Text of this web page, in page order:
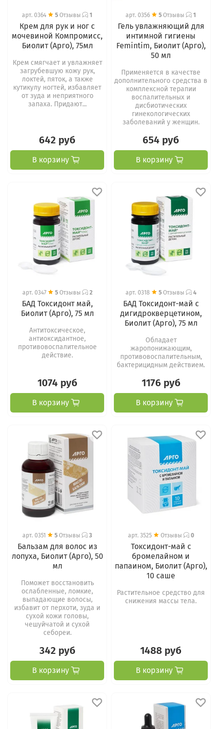
арт. 0364 5 Отзывы 1
Крем для рук и ног с
мочевиной Компромисс,
Биолит (Арго), 75мл
Крем смягчает и увлажняет
загрубевшую кожу рук,
локтей, пяток, а также
кутикулу ногтей, избавляет
от зуда и неприятного
запаха. Придают...
642 руб
В корзину
арт. 0356 5 Отзывы 1
Гель увлажняющий для
интимной гигиены
Femintim, Биолит (Арго),
50 мл
Применяется в качестве
дополнительного средства в
комплексной терапии
воспалительных и
дисбиотических
гинекологических
заболеваний у женщин.
654 руб
В корзину
арт. 0347 5Отзывы 2
БАД Токсидонт май,
Биолит (Арго), 75 мл
Антитоксическое,
антиоксидантное,
противовоспалительное
действие.
1074 руб
В корзину
арт. 0318 5Отзывы 4
БАД Токсидонт-май с
дигидрокверцетином,
Биолит (Арго), 75 мл
Обладает
жаропонижающим,
противовоспалительным,
бактерицидным действием.
1176 руб
В корзину
арт. 0351 5 Отзывы 3
Бальзам для волос из
лопуха, Биолит (Арго), 50
мл
Поможет восстановить
ослабленные, ломкие,
выпадающие волосы,
избавит от перхоти, зуда и
cyxoй кожи головы,
чешуйчатой и сухой
себореи.
342 руб
В корзину
арт. 3525 Отзывы 0
Токсидонт-май c
бромелайном и
папаином, Биолит (Арго),
10 саше
Растительное средство для
снижения массы тела.
1488 руб
В корзину